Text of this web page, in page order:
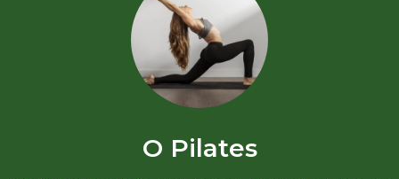
O Pilates